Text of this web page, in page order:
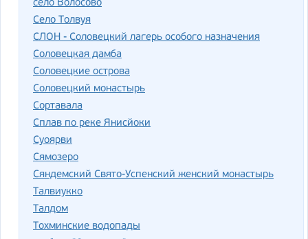
село Волосово
Село Толвуя
СЛОН - Соловецкий лагерь особого назначения
Соловецкая дамба
Соловецкие острова
Соловецкий монастырь
Сортавала
Сплав по реке Янисйоки
Суоярви
Сямозеро
Сяндемский Свято-Успенский женский монастырь
Талвиукко
Талдом
Тохминские водопады